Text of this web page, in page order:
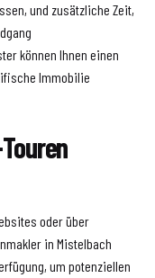
und zusätzliche Zeit,
können Ihnen einen
Immobilie
oder über
in Mistelbach
um potenziellen